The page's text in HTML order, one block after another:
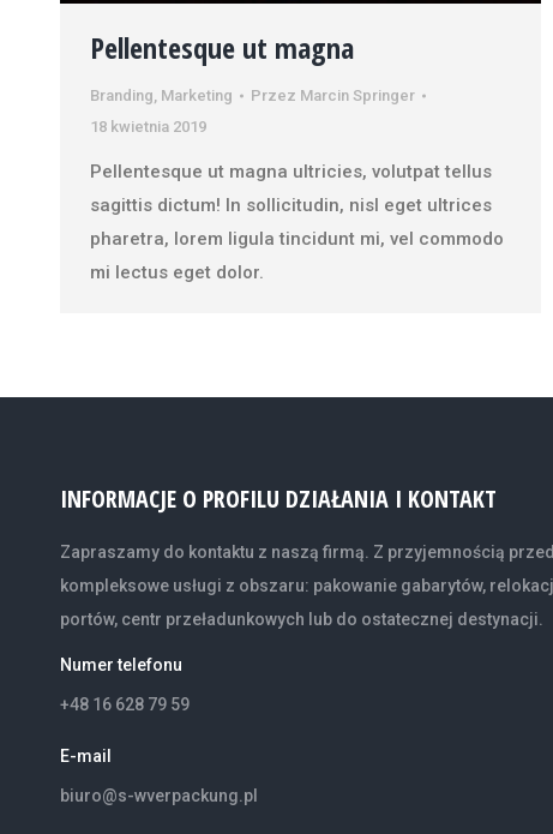
Pellentesque ut magna
Branding, Marketing Przez Marcin Springer
18 kwietnia 2019
Pellentesque ut magna ultricies, volutpat tellus
sagittis dictum! In sollicitudin, nisl eget ultrices
pharetra, lorem ligula tincidunt mi, vel commodo
mi lectus eget dolor.
INFORMACJE O PROFILU DZIAŁANIA I KONTAKT
Zapraszamy do kontaktu z naszą firmą. Z przyjemnością
kompleksowe usługi z obszaru: pakowanie gabarytów,
portów, centr przeładunkowych lub do ostatecznej destynacji.
Numer telefonu
+48 16 628 79 59
E-mail
biuro@s-wverpackung.pl